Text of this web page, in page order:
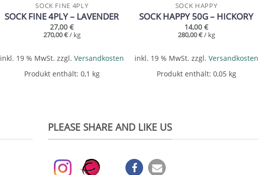
SOCK FINE 4PLY
SOCK FINE 4PLY – LAVENDER
27,00€
270,00€/ kg
inkl. 19 % MwSt. zzgl. Versandkosten
Produkt enthält: 0,1 kg
SOCK HAPPY
SOCK HAPPY 50G – HICKORY
14,00€
280,00€/ kg
inkl. 19 % MwSt. zzgl. Versandkosten
Produkt enthält: 0,05 kg
PLEASE SHARE AND LIKE US